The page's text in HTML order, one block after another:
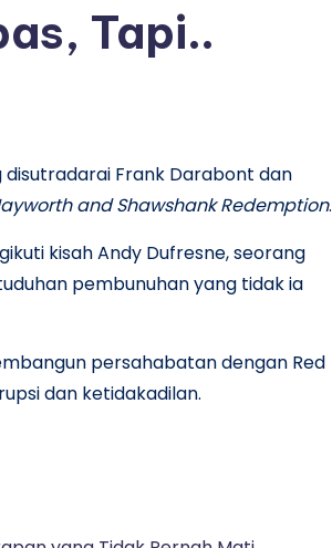
Tapi..
disutradarai Frank Darabont dan
and Shawshank Redemption.
kisah Andy Dufresne, seorang
pembunuhan yang tidak ia
persahabatan dengan Red
dan ketidakadilan.